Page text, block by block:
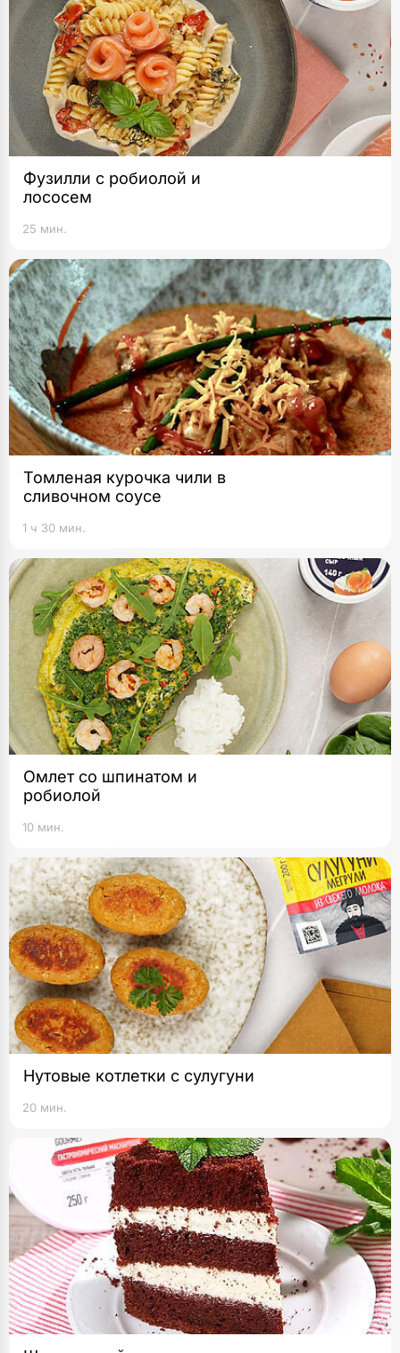
Фузилли с робиолой и
лососем
25 мин.
Томленая курочка чили в
сливочном соусе
1 ч 30 мин.
Омлет со шпинатом и
робиолой
10 мин.
Нутовые котлетки с сулугуни
20 мин.